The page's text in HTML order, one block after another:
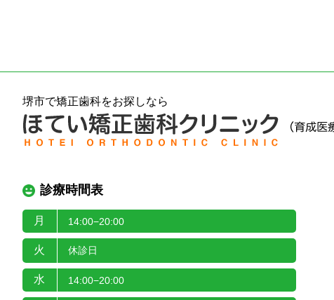
堺市で矯正歯科をお探しなら
診療時間表
月 14:00−20:00
火 休診日
水 14:00−20:00